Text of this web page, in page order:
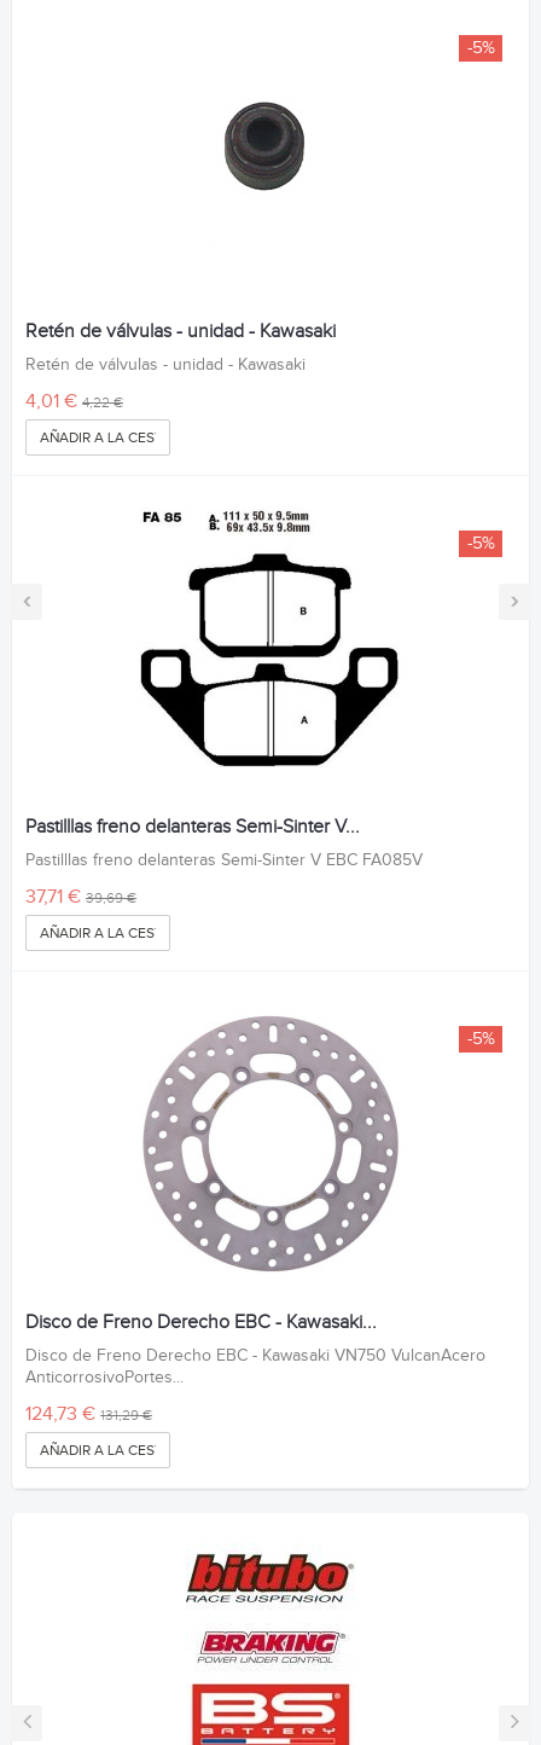
‹ ›
-5%
Retén de válvulas - unidad - Kawasaki
Retén de válvulas - unidad - Kawasaki
4,01 € 4,22 €
AÑADIR A LA CESTA
-5%
Pastilllas freno delanteras Semi-Sinter V...
Pastilllas freno delanteras Semi-Sinter V EBC FA085V
37,71 € 39,69 €
AÑADIR A LA CESTA
-5%
Disco de Freno Derecho EBC - Kawasaki...
Disco de Freno Derecho EBC - Kawasaki VN750 VulcanAcero
AnticorrosivoPortes...
124,73 € 131,29 €
AÑADIR A LA CESTA